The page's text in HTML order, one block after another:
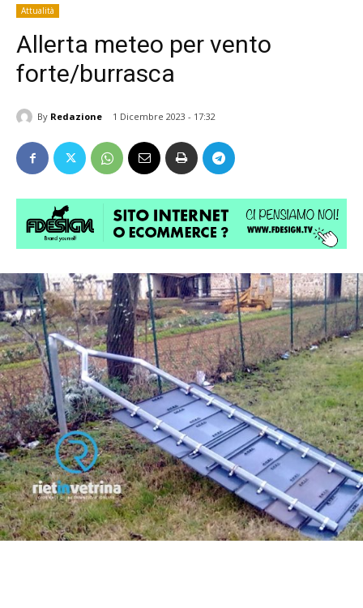
Attualità
Allerta meteo per vento
forte/burrasca
By Redazione 1 Dicembre 2023 - 17:32